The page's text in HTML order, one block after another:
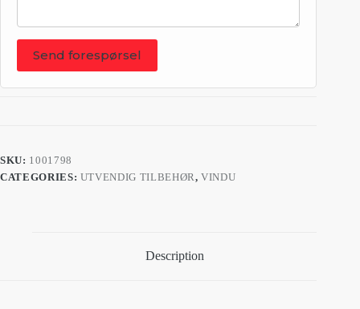
Send forespørsel
SKU: 1001798
CATEGORIES: UTVENDIG TILBEHØR,VINDU
Description